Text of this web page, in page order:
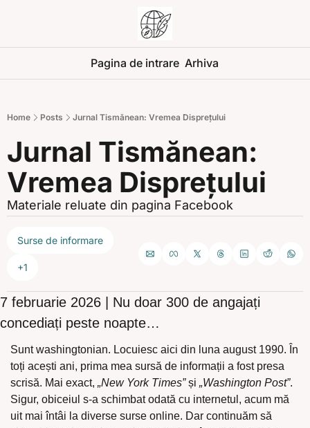
Pagina de intrare Arhiva
Home Posts Jurnal Tismănean: Vremea Disprețului
Jurnal Tismănean:
Vremea Disprețului
Materiale reluate din pagina Facebook
Surse de informare
+1
7 februarie 2026 | Nu doar 300 de angajați
concediați peste noapte…
Sunt washingtonian. Locuiesc aici din luna august 1990. În
toți acești ani, prima mea sursă de informații a fost presa
scrisă. Mai exact, „New York Times” și „Washington Post”.
Sigur, obiceiul s-a schimbat odată cu internetul, acum mă
uit mai întâi la diverse surse online. Dar continuăm să